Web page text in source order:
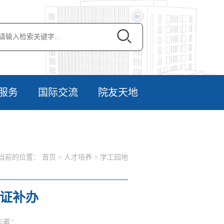
务 国际交流 院友天地
前的位置： 首页 > 人才培养 > 学工园地
补办
：